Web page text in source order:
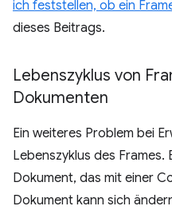
ich feststellen, ob ein
dieses Beitrags.
Lebenszyklus von
Dokumenten
Ein weiteres Problem bei
Lebenszyklus des Frames.
Dokument, das mit einer
Dokument kann sich